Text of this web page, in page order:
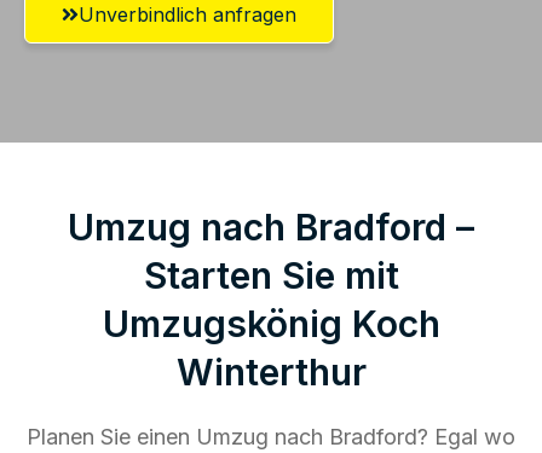
Unverbindlich anfragen
Umzug nach Bradford –
Starten Sie mit
Umzugskönig Koch
Winterthur
Planen Sie einen Umzug nach Bradford? Egal wo